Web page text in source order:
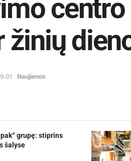
žinių
01 Naujienos
grupę: stiprins
šalyse